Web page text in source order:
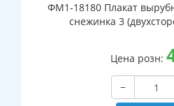
ФМ1-18180 Плакат
снежинка 3
Цена розн:
−